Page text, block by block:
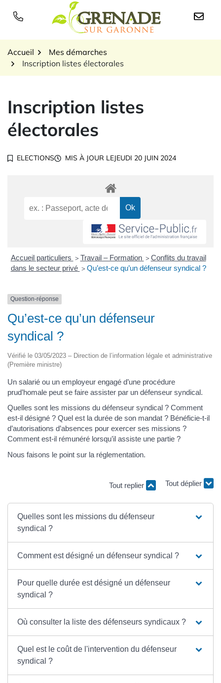
Logo Grenade sur
Accueil
Mes démarches
Inscription listes électorales
Inscription listes
électorales
ELECTIONS MIS À JOUR LEJEUDI 20 JUIN 2024
Accueil particuliers > Travail – Formation > Conflits du travail
dans le secteur privé > Qu’est-ce qu’un défenseur syndical ?
Question-réponse
Qu’est-ce qu’un défenseur
syndical ?
Vérifié le 03/05/2023 – Direction de l’information légale et administrative
(Première ministre)
Un salarié ou un employeur engagé d’une procédure
prud’homale peut se faire assister par un défenseur syndical.
Quelles sont les missions du défenseur syndical ? Comment
est-il désigné ? Quel est la durée de son mandat ? Bénéficie-t-il
d’autorisations d’absences pour exercer ses missions ?
Comment est-il rémunéré lorsqu’il assiste une partie ?
Nous faisons le point sur la réglementation.
Tout replier Tout déplier
Quelles sont les missions du défenseur
syndical ?
Comment est désigné un défenseur syndical ?
Pour quelle durée est désigné un défenseur
syndical ?
Où consulter la liste des défenseurs syndicaux ?
Quel est le coût de l'intervention du défenseur
syndical ?